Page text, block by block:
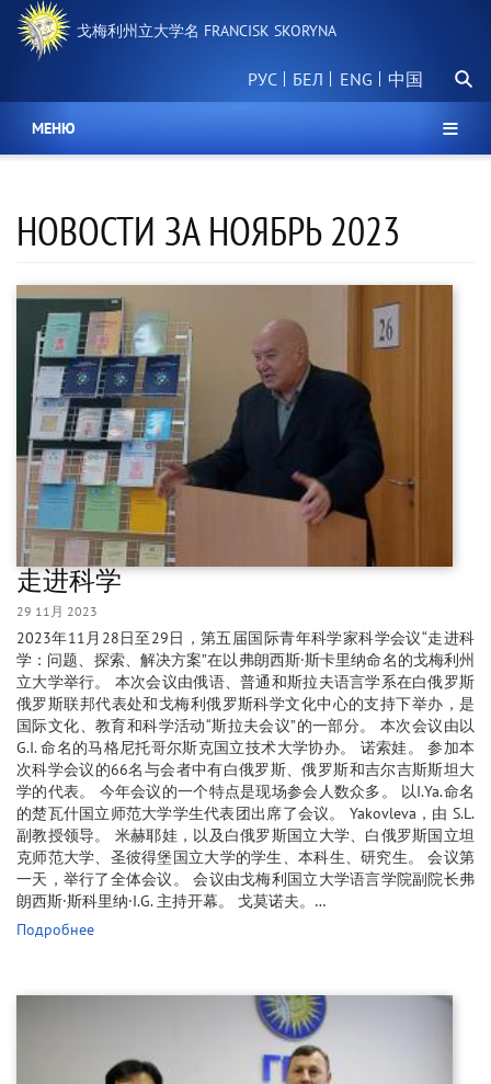
要
戈梅利州立大学名 FRANCISK SKORYNA
РУС БЕЛ 中国
搜
МЕНЮ
НОВОСТИ ЗА НОЯБРЬ 2023
走进科学
29 11月 2023
2023年11月28日至29日，第五届国际青年科学家科学会议“走进科
学：问题、探索、解决方案”在以弗朗西斯·斯卡里纳命名的戈梅利州
立大学举行。 本次会议由俄语、普通和斯拉夫语言学系在白俄罗斯
俄罗斯联邦代表处和戈梅利俄罗斯科学文化中心的支持下举办，是
国际文化、教育和科学活动“斯拉夫会议”的一部分。 本次会议由以
G.I. 命名的马格尼托哥尔斯克国立技术大学协办。 诺索娃。 参加本
次科学会议的66名与会者中有白俄罗斯、俄罗斯和吉尔吉斯斯坦大
学的代表。 今年会议的一个特点是现场参会人数众多。 以I.Ya.命名
的楚瓦什国立师范大学学生代表团出席了会议。 Yakovleva，由 S.L.
副教授领导。 米赫耶娃，以及白俄罗斯国立大学、白俄罗斯国立坦
克师范大学、圣彼得堡国立大学的学生、本科生、研究生。 会议第
一天，举行了全体会议。 会议由戈梅利国立大学语言学院副院长弗
朗西斯·斯科里纳·I.G. 主持开幕。 戈莫诺夫。…
Подробнее